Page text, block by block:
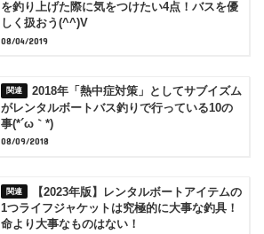
を釣り上げた際に気をつけたい4点！バスを優
しく扱おう(^^)V
08/04/2019
2018年「熱中症対策」としてサブイズム
がレンタルボートバス釣りで行っている10の
事(*´ω｀*)
08/09/2018
【2023年版】レンタルボートアイテムの
1つライフジャケットは究極的に大事な釣具！
命より大事なものはない！